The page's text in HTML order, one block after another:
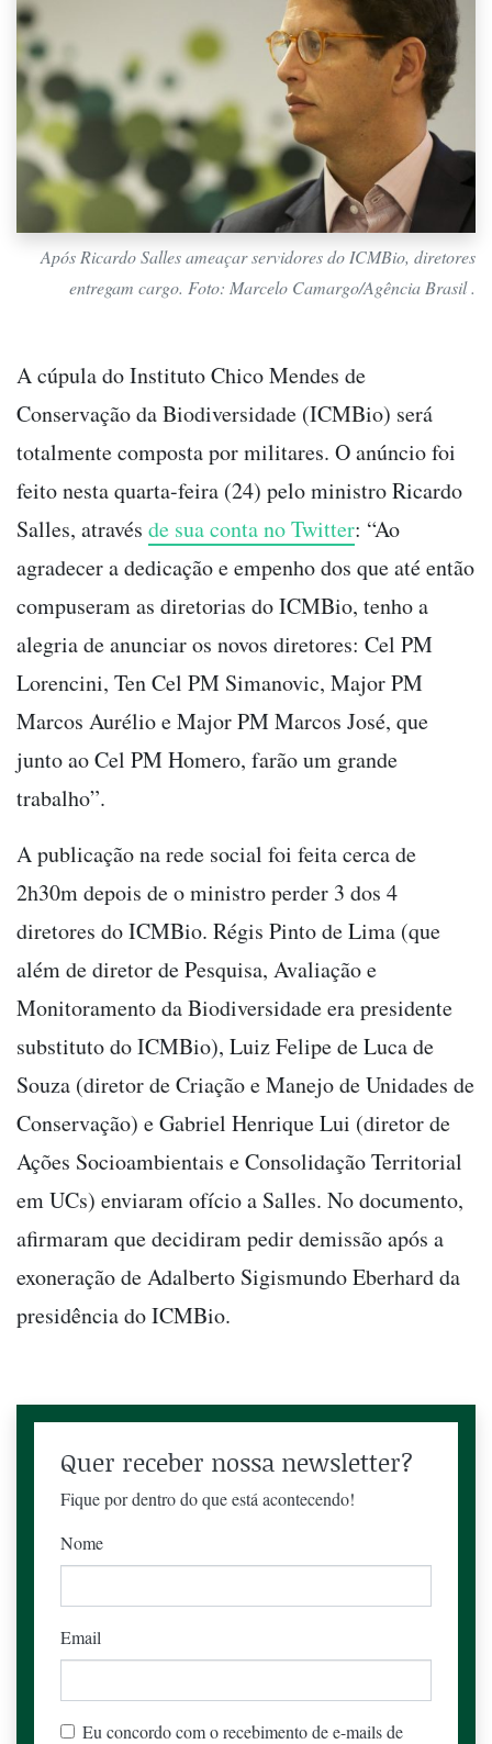
Após Ricardo Salles ameaçar servidores do ICMBio, diretores
entregam cargo. Foto: Marcelo Camargo/Agência Brasil .
A cúpula do Instituto Chico Mendes de
Conservação da Biodiversidade (ICMBio) será
totalmente composta por militares. O anúncio foi
feito nesta quarta-feira (24) pelo ministro Ricardo
Salles, através de sua conta no Twitter: “Ao
agradecer a dedicação e empenho dos que até então
compuseram as diretorias do ICMBio, tenho a
alegria de anunciar os novos diretores: Cel PM
Lorencini, Ten Cel PM Simanovic, Major PM
Marcos Aurélio e Major PM Marcos José, que
junto ao Cel PM Homero, farão um grande
trabalho”.
A publicação na rede social foi feita cerca de
2h30m depois de o ministro perder 3 dos 4
diretores do ICMBio. Régis Pinto de Lima (que
além de diretor de Pesquisa, Avaliação e
Monitoramento da Biodiversidade era presidente
substituto do ICMBio), Luiz Felipe de Luca de
Souza (diretor de Criação e Manejo de Unidades de
Conservação) e Gabriel Henrique Lui (diretor de
Ações Socioambientais e Consolidação Territorial
em UCs) enviaram ofício a Salles. No documento,
afirmaram que decidiram pedir demissão após a
exoneração de Adalberto Sigismundo Eberhard da
presidência do ICMBio.
Quer receber nossa newsletter?
Fique por dentro do que está acontecendo!
Nome
Email
Eu concordo com o recebimento de e-mails de